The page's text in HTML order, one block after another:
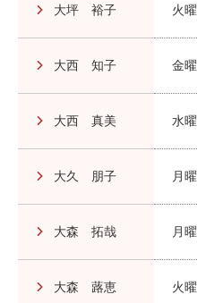
大坪 裕子 火
大西 知子 金
大西 真美 水
大久 朋子 月
大森 拓哉 月
大森 蕗恵 火